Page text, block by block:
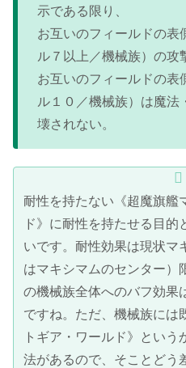
示である限り、
お互いのフィールドの表
ル７以上／機械族）の攻
お互いのフィールドの表
ル１０／機械族）は魔法
壊されない。
耐性を持たない《超魔旗艦
ド》に耐性を持たせる目
いです。耐性効果は現状マ
はマキシマムのセンター）
の機械族全体へのバフ効果
ですね。ただ、機械族には
トギア・ワールド》とい
法があるので、そことどう